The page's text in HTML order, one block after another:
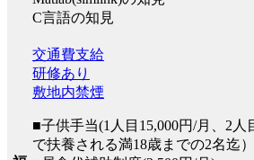
C言語の知見
交通費支給
研修あり
敷地内禁煙
■子供手当(1人目15,000円/月、2人
で扶養される満18歳までの2名迄）